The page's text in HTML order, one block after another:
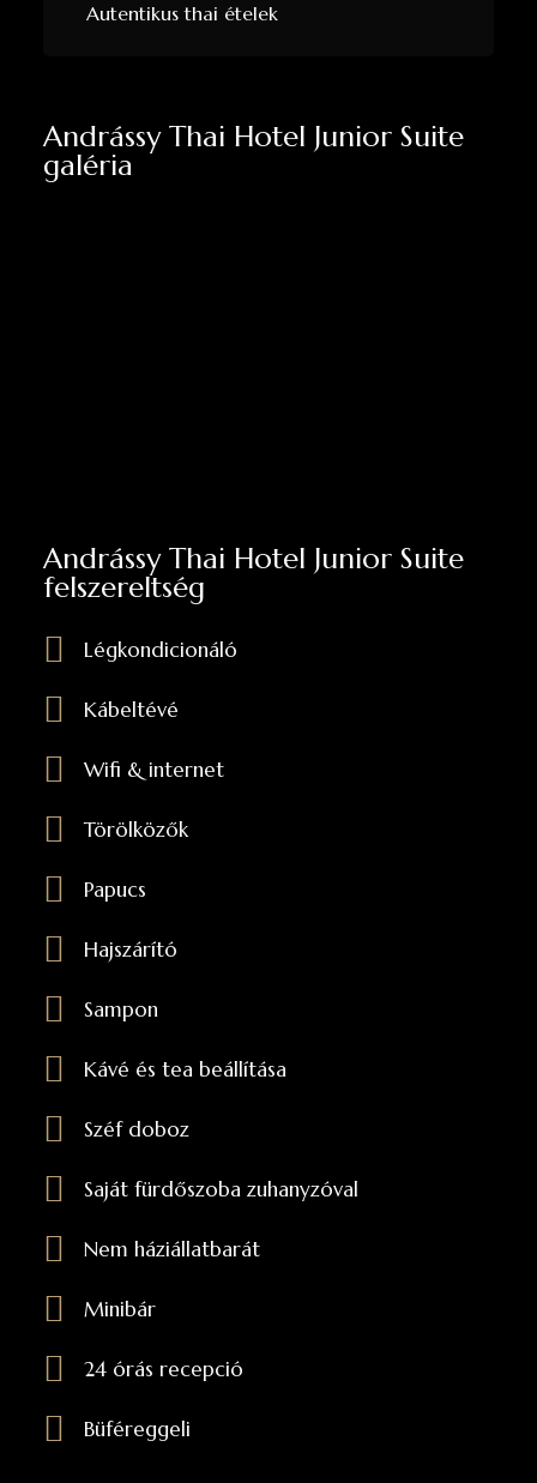
Autentikus thai ételek
Andrássy Thai Hotel Junior Suite
galéria
Andrássy Thai Hotel Junior Suite
felszereltség
Légkondicionáló
Kábeltévé
Wifi & internet
Törölközők
Papucs
Hajszárító
Sampon
Kávé és tea beállítása
Széf doboz
Saját fürdőszoba zuhanyzóval
Nem háziállatbarát
Minibár
24 órás recepció
Büféreggeli